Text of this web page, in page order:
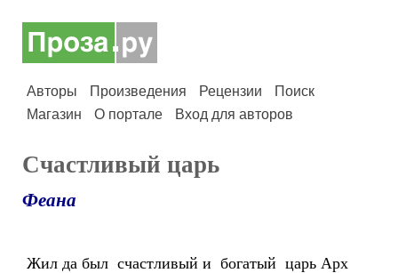
Авторы Произведения Рецензии
Поиск
Магазин
О портале Вход для авторов
Счастливый царь
Феана
Жил да был счастливый и богатый царь Арх